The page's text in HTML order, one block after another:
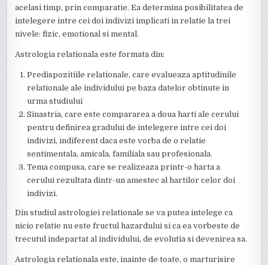
acelasi timp, prin comparatie. Ea determina posibilitatea de
intelegere intre cei doi indivizi implicati in relatie la trei
nivele: fizic, emotional si mental.
Astrologia relationala este formata din:
Predispozitiile relationale, care evalueaza aptitudinile
relationale ale individului pe baza datelor obtinute in
urma studiului
Sinastria, care este compararea a doua harti ale cerului
pentru definirea gradului de intelegere intre cei doi
indivizi, indiferent daca este vorba de o relatie
sentimentala, amicala, familiala sau profesionala.
Tema compusa, care se realizeaza printr-o harta a
cerului rezultata dintr-un amestec al hartilor celor doi
indivizi.
Din studiul astrologiei relationale se va putea intelege ca
nicio relatie nu este fructul hazardului si ca ea vorbeste de
trecutul indepartat al individului, de evolutia si devenirea sa.
Astrologia relationala este, inainte de toate, o marturisire